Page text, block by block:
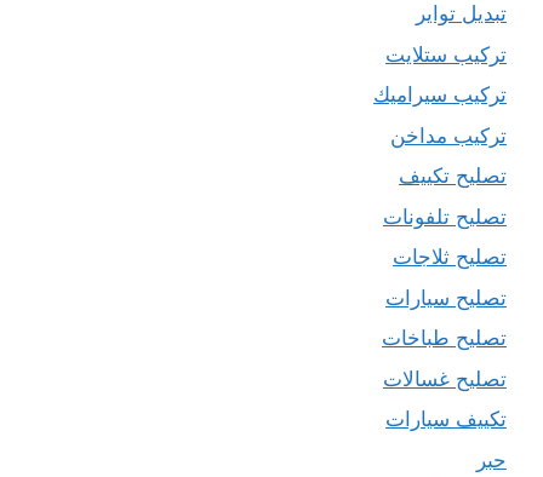
تبديل تواير
تركيب ستلايت
تركيب سيراميك
تركيب مداخن
تصليح تكييف
تصليح تلفونات
تصليح ثلاجات
تصليح سيارات
تصليح طباخات
تصليح غسالات
تكييف سيارات
حبر